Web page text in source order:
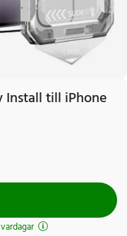
Install till iPhone